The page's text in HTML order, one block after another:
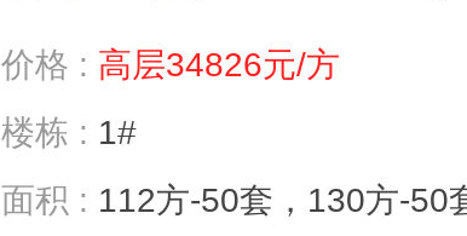
价格 : 高层34826元/方
楼栋 : 1#
面积 : 112方-50套，130方-50